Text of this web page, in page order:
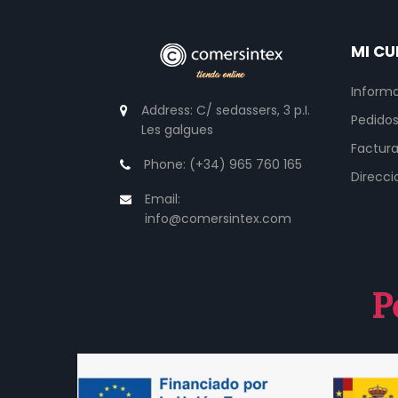
Address: C/ sedassers, 3 p.I.
Les galgues
Phone: (+34) 965 760 165
Email:
info@comersintex.com
MI
Pedidos